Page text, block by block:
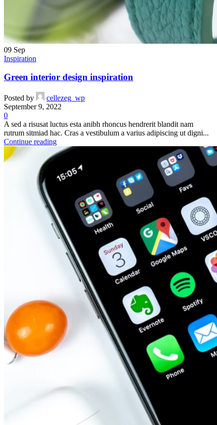
09 Sep
Inspiration
Green interior design inspiration
Posted by
cellezeg_wp
September 9, 2022
0
A sed a risusat luctus esta anibh rhoncus hendrerit blandit nam
rutrum sitmiad hac. Cras a vestibulum a varius adipiscing ut digni...
Continue reading